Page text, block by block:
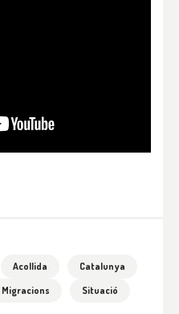
Acollida
Catalunya
Migracions
Situació